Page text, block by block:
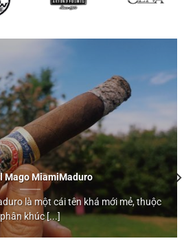
Mago MiamiMaduro
là một cái tên khá mới mẻ, thuộc
phân khúc [...]